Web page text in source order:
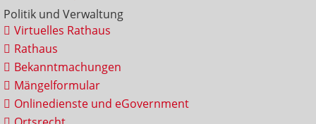
Politik und Verwaltung
Virtuelles Rathaus
Rathaus
Bekanntmachungen
Mängelformular
Onlinedienste und eGovernment